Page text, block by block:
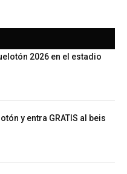
2026 en el estadio
y entra GRATIS al beis